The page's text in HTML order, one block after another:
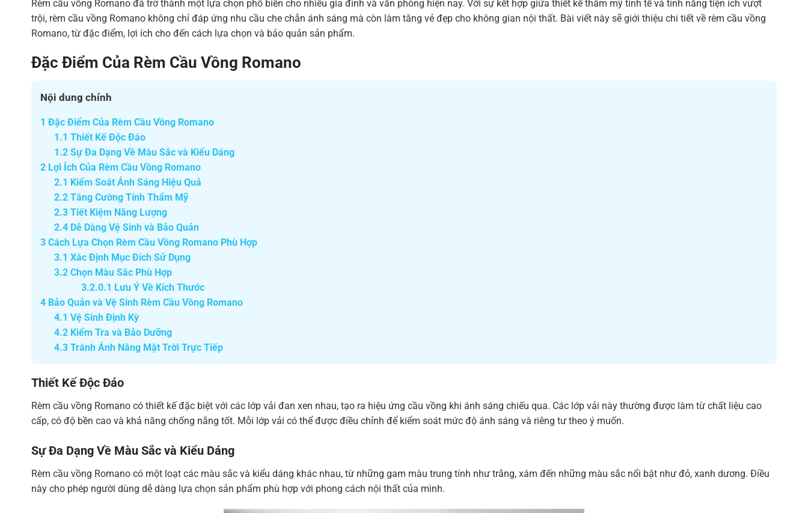
Rèm cầu vồng Romano đã trở thành một lựa chọn phổ biến cho nhiều gia đình và văn phòng hiện nay. Với sự kết hợp giữa thiết kế thẩm mỹ tinh tế và tính năng tiện ích vượt
trội, rèm cầu vồng Romano không chỉ đáp ứng nhu cầu che chắn ánh sáng mà còn làm tăng vẻ đẹp cho không gian nội thất. Bài viết này sẽ giới thiệu chi tiết về rèm cầu vồng
Romano, từ đặc điểm, lợi ích cho đến cách lựa chọn và bảo quản sản phẩm.
Đặc Điểm Của Rèm Cầu Vồng Romano
Nội dung chính
1 Đặc Điểm Của Rèm Cầu Vồng Romano
1.1 Thiết Kế Độc Đáo
1.2Sự Đa Dạng Về Màu Sắc và Kiểu Dáng
2 Lợi Ích Của Rèm Cầu Vồng Romano
2.1 Kiểm Soát Ánh Sáng Hiệu Quả
2.2Tăng Cường Tính Thẩm Mỹ
2.3Tiết Kiệm Năng Lượng
2.4Dễ Dàng Vệ Sinh và Bảo Quản
3 Cách Lựa Chọn Rèm Cầu Vồng Romano Phù Hợp
3.1 Xác Định Mục Đích Sử Dụng
3.2Chọn Màu Sắc Phù Hợp
3.2.0.1 Lưu Ý Về Kích Thước
4 Bảo Quản và Vệ Sinh Rèm Cầu Vồng Romano
4.1 Vệ Sinh Định Kỳ
4.2Kiểm Tra và Bảo Dưỡng
4.3Tránh Ánh Nắng Mặt Trời Trực Tiếp
Thiết Kế Độc Đáo
Rèm cầu vồng Romano có thiết kế đặc biệt với các lớp vải đan xen nhau, tạo ra hiệu ứng cầu vồng khi ánh sáng chiếu qua. Các lớp vải này thường được làm từ chất liệu cao
cấp, có độ bền cao và khả năng chống nắng tốt. Mỗi lớp vải có thể được điều chỉnh để kiểm soát mức độ ánh sáng và riêng tư theo ý muốn.
Sự Đa Dạng Về Màu Sắc và Kiểu Dáng
Rèm cầu vồng Romano có một loạt các màu sắc và kiểu dáng khác nhau, từ những gam màu trung tính như trắng, xám đến những màu sắc nổi bật như đỏ, xanh dương. Điều
này cho phép người dùng dễ dàng lựa chọn sản phẩm phù hợp với phong cách nội thất của mình.